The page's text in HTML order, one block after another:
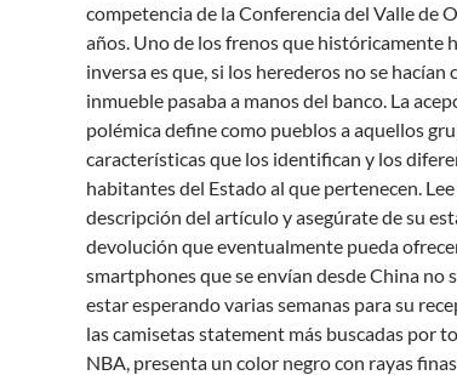
competencia de la Conferencia del Valle de
años. Uno de los frenos que históricamente
inversa es que, si los herederos no se hacían
inmueble pasaba a manos del banco. La
polémica define como pueblos a aquellos
características que los identifican y los
habitantes del Estado al que pertenecen.
descripción del artículo y asegúrate de su
devolución que eventualmente pueda
smartphones que se envían desde China no
estar esperando varias semanas para su
las camisetas statement más buscadas por
NBA, presenta un color negro con rayas